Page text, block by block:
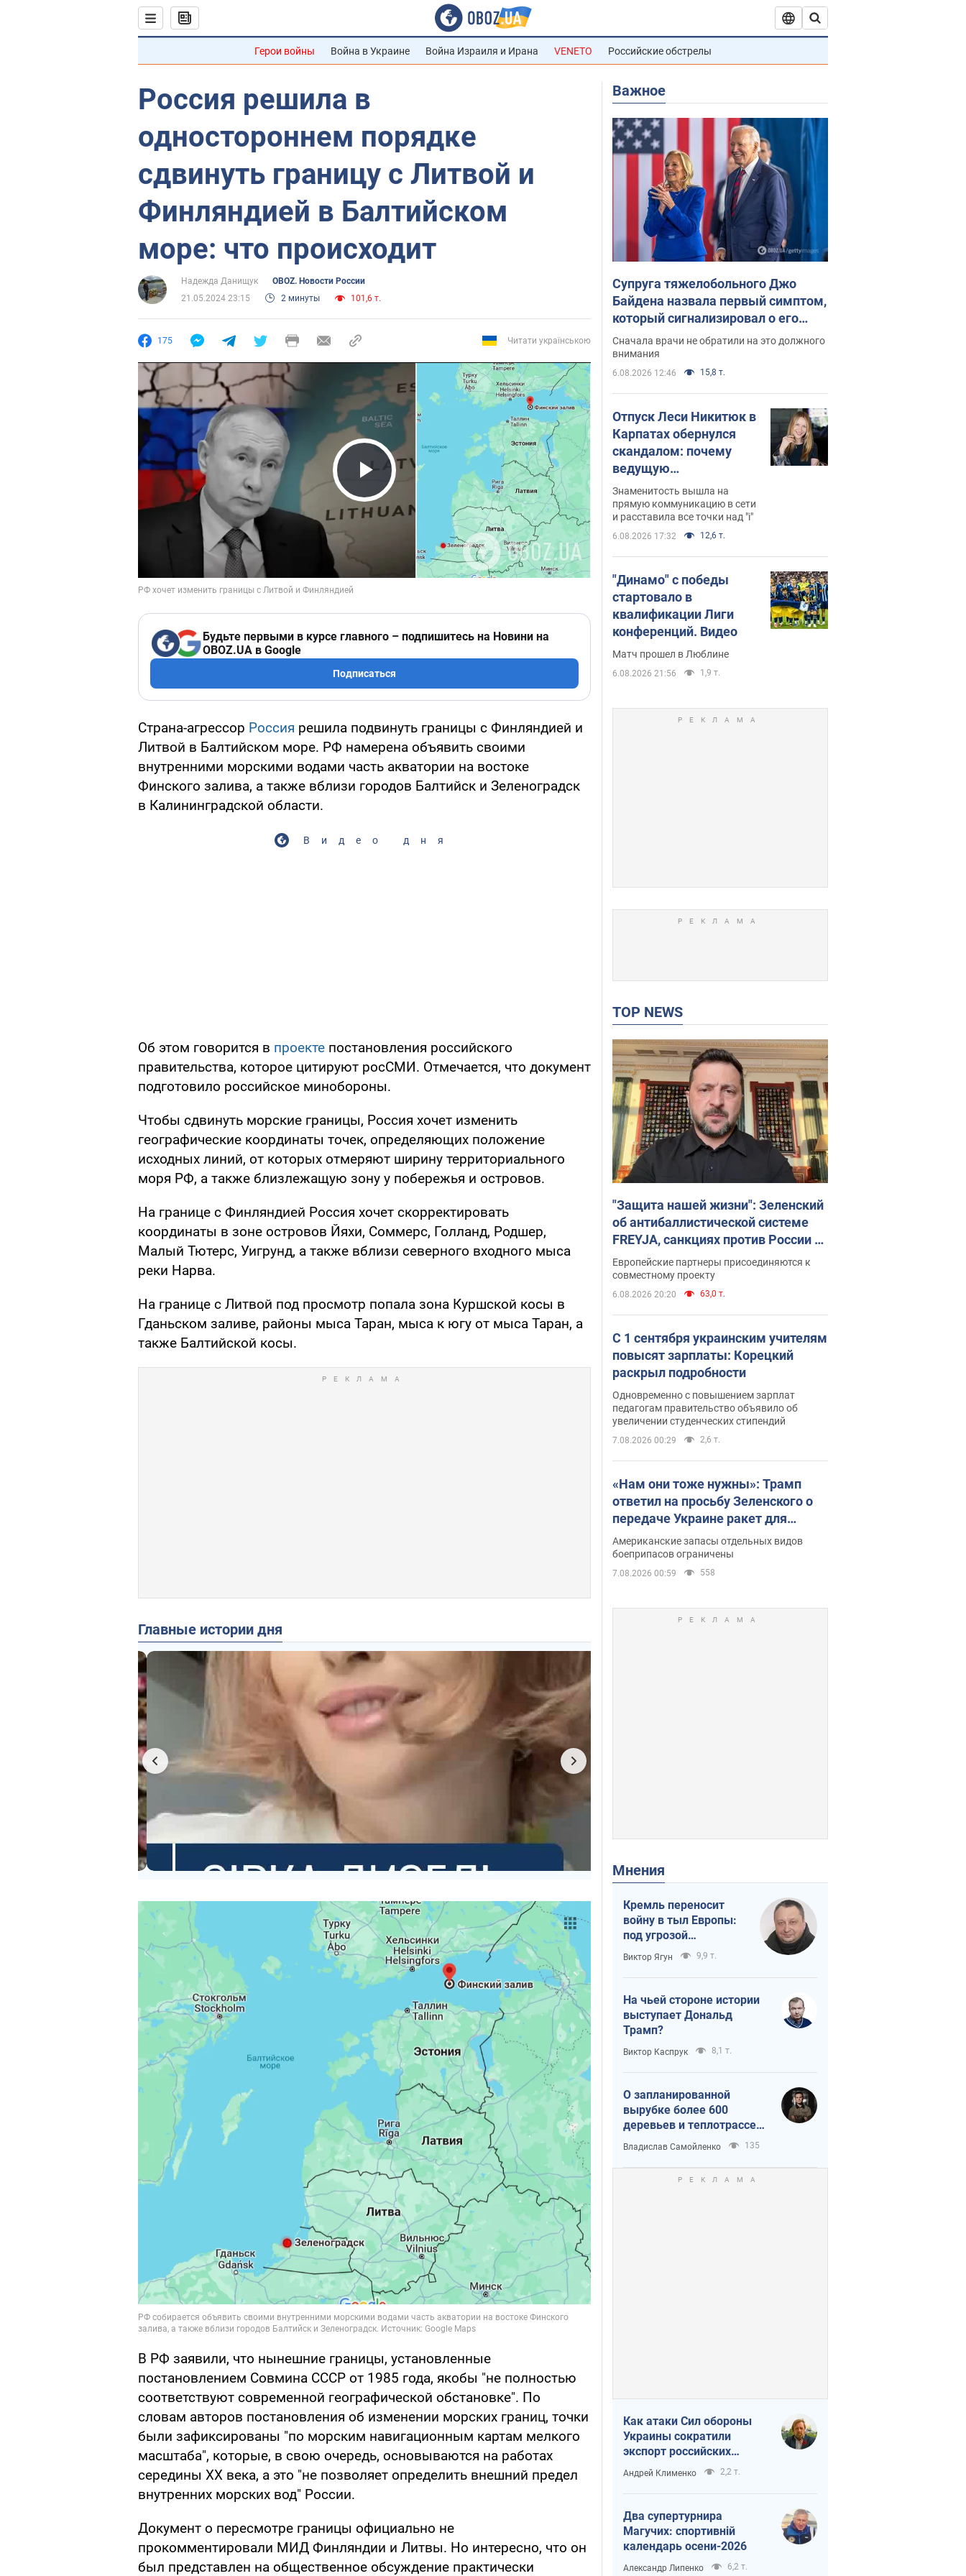
Герои войны Война в Украине Война Израиля и Ирана VENETO Российские обстрелы
Россия решила в
одностороннем порядке
сдвинуть границу с Литвой и
Финляндией в Балтийском
море: что происходит
Надежда Данищук
OBOZ. Новости России
21.05.2024 23:15
2 минуты 101,6 т.
175 Читати українською
Play Video
Будьте первыми в курсе главного – подпишитесь на Новини на
OBOZ.UA в Google
Подписаться
Страна-агрессор Россия решила подвинуть границы с Финляндией и
Литвой в Балтийском море. РФ намерена объявить своими
внутренними морскими водами часть акватории на востоке
Финского залива, а также вблизи городов Балтийск и Зеленоградск
в Калининградской области.
Видео дня
Об этом говорится в проекте постановления российского
правительства, которое цитируют росСМИ. Отмечается, что документ
подготовило российское минобороны.
Чтобы сдвинуть морские границы, Россия хочет изменить
географические координаты точек, определяющих положение
исходных линий, от которых отмеряют ширину территориального
моря РФ, а также близлежащую зону у побережья и островов.
На границе с Финляндией Россия хочет скорректировать
координаты в зоне островов Йяхи, Соммерс, Голланд, Родшер,
Малый Тютерс, Уигрунд, а также вблизи северного входного мыса
реки Нарва.
На границе с Литвой под просмотр попала зона Куршской косы в
Гданьском заливе, районы мыса Таран, мыса к югу от мыса Таран, а
также Балтийской косы.
Главные истории дня
В РФ заявили, что нынешние границы, установленные
постановлением Совмина СССР от 1985 года, якобы "не полностью
соответствуют современной географической обстановке". По
словам авторов постановления об изменении морских границ, точки
были зафиксированы "по морским навигационным картам мелкого
масштаба", которые, в свою очередь, основываются на работах
середины XX века, а это "не позволяет определить внешний предел
внутренних морских вод" России.
Документ о пересмотре границы официально не
прокомментировали МИД Финляндии и Литвы. Но интересно, что он
был представлен на общественное обсуждение практически
Важное
Супруга тяжелобольного Джо
Байдена назвала первый симптом,
который сигнализировал о его
"агрессивном" раке
Сначала врачи не обратили на это должного
внимания
6.08.2026 12:46 15,8 т.
Отпуск Леси Никитюк в
Карпатах обернулся
скандалом: почему
ведущую
несправедливо
захейтили
Знаменитость вышла на
прямую коммуникацию в сети
и расставила все точки над "i"
6.08.2026 17:32 12,6 т.
"Динамо" с победы
стартовало в
квалификации Лиги
конференций. Видео
Матч прошел в Люблине
6.08.2026 21:56 1,9 т.
TOP NEWS
"Защита нашей жизни": Зеленский
об антибаллистической системе
FREYJA, санкциях против России и
поддержке аграриев. Видео
Европейские партнеры присоединяются к
совместному проекту
6.08.2026 20:20 63,0 т.
С 1 сентября украинским учителям
повысят зарплаты: Корецкий
раскрыл подробности
Одновременно с повышением зарплат
педагогам правительство объявило об
увеличении студенческих стипендий
7.08.2026 00:29 2,6 т.
«Нам они тоже нужны»: Трамп
ответил на просьбу Зеленского о
передаче Украине ракет для
Patriot
Американские запасы отдельных видов
боеприпасов ограничены
7.08.2026 00:59 558
Мнения
Кремль переносит
войну в тыл Европы:
под угрозой
критическая
логистика
Виктор Ягун 9,9 т.
На чьей стороне истории
выступает Дональд
Трамп?
Виктор Каспрук 8,1 т.
О запланированной
вырубке более 600
деревьев и теплотрассе:
что происходит на
Теремках в Киеве
Владислав Самойленко 135
Как атаки Сил обороны
Украины сократили
экспорт российских
нефтепродуктов
Андрей Клименко 2,2 т.
Два супертурнира
Магучих: спортивній
календарь осени-2026
Александр Липенко 6,2 т.